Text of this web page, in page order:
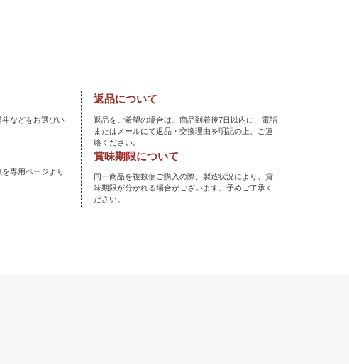
などをお選びい
専用ページより
返品について
返品をご希望の場合は、商品到着後7日以内に、電話
またはメールにて返品・交換理由を明記の上、ご連
絡ください。
賞味期限について
同一商品を複数個ご購入の際、製造状況により、賞
味期限が分かれる場合がございます。予めご了承く
ださい。